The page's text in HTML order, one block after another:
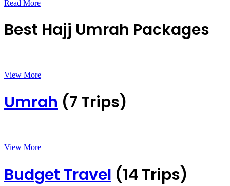
Read More
Best Hajj Umrah Packages
View More
Umrah (7 Trips)
View More
Budget Travel (14 Trips)